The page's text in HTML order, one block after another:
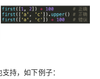
持，如下例子：